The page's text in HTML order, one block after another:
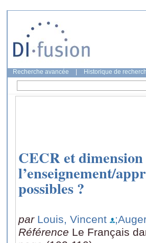
Recherche avancée Historique de
CECR et
l’enseignement/
possibles ?
par Louis, Vincent
Référence Le Français